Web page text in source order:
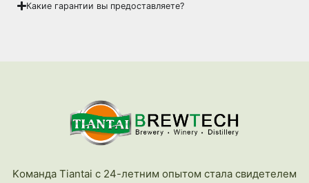
Какие гарантии вы предоставляете?
Kоманда Tiantai с 24-летним опытом стала свидетелем